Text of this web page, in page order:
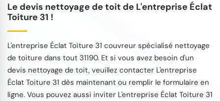
Le devis nettoyage de toit de L'entreprise Éclat
Toiture 31 !
L'entreprise Éclat Toiture 31 couvreur spécialisé nettoyage
de toiture dans tout 31190. Et si vous avez besoin d'un
devis nettoyage de toit, veuillez contacter L'entreprise
Éclat Toiture 31 dès maintenant ou remplir le formulaire en
ligne. Vous pouvez aussi inviter L'entreprise Éclat Toiture 31